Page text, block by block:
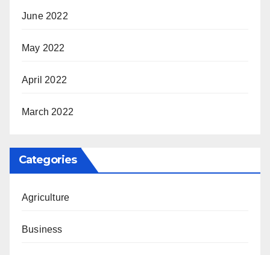
June 2022
May 2022
April 2022
March 2022
Categories
Agriculture
Business